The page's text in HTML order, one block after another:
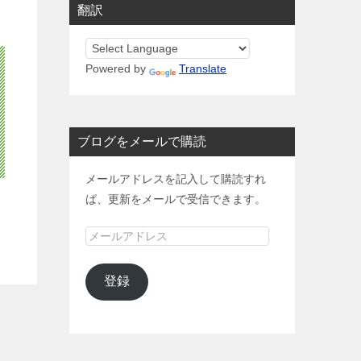
翻訳
Powered by Translate
ブログをメールで購読
メールアドレスを記入して購読すれ
ば、更新をメールで受信できます。
メ
ル
ア
登録